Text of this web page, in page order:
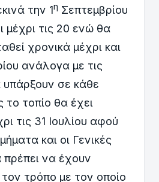
την 1η Σεπτεμβρίου
μέχρι τις 20 ενώ θα
χρονικά μέχρι και
ανάλογα με τις
σε κάθε
τοπίο θα έχει
τις 31 Ιουλίου αφού
και οι Γενικές
πρέπει να έχουν
τρόπο με τον οποίο